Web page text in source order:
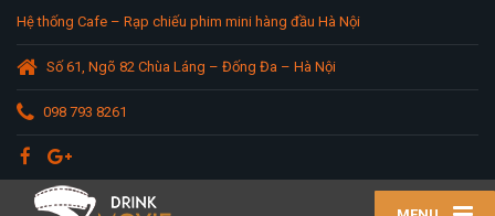
Hệ thống Cafe – Rạp chiếu phim mini hàng đầu Hà Nội
Số 61, Ngõ 82 Chùa Láng – Đống Đa – Hà Nội
098 793 8261